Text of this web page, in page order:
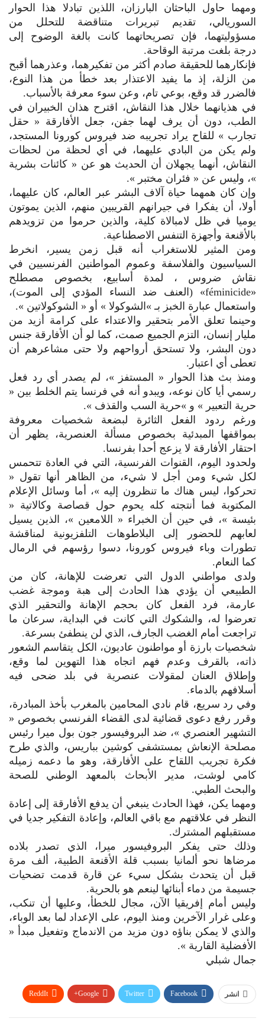
ومهما حاول الباحثان البارزان، اللذين تبادلا هذا الحوار
السوريالي، تقديم تبريرات متناقضة للتحلل من
مسؤوليتهما، فإن تصريحاتهما كانت بالغة الوضوح إلى
درجة بلغت مرتبة الوقاحة.
فإنكارهما للحقيقة صادم أكثر من تفكيرهما، وعذرهما أقبح
من الزلة، إذ ما يفيد الاعتذار بعد خطأ من هذا النوع،
فالضرر قد وقع، بوعي تام، وعن سوء معرفة بالأسباب.
في هذيانهما خلال هذا النقاش، اقترح هذان الخبيران في
الطب، دون أن يرف لهما جفن، جعل الأفارقة « حقل
تجارب » للقاح يراد تجريبه ضد فيروس كورونا المستجد،
ولم يكن من البادي عليهما، في أي لحظة من لحظات
النقاش، أنهما يجهلان أن الحديث هو عن « كائنات بشرية
»، وليس عن « فئران مختبر ».
وإن كان همهما حياة آلاف البشر عبر العالم، كان عليهما،
أولا، أن يفكرا في جيرانهم القريبين منهم، الذين يموتون
يوميا في ظل لامبالاة كلية، والذين حرموا من تزويدهم
بالأقنعة وأجهزة التنفس الاصطناعية.
ومن المثير للاستغراب أنه قبل زمن يسير، انخرط
السياسيون والفلاسفة وعموم المواطنين الفرنسيين في
نقاش ضروس ، لمدة أسابيع، بخصوص مصطلح
«féminicide» (العنف ضد النساء المؤدي إلى الموت)،
واستعمال عبارة الخبز بـ »الشوكولا » أو « الشوكولاتين ».
وحينما تعلق الأمر بتحقير والاعتداء على كرامة أزيد من
مليار إنسان، التزم الجميع صمت، كما لو أن الأفارقة جنس
دون البشر، ولا تستحق أرواحهم ولا حتى مشاعرهم أن
تعطى أي اعتبار.
ومنذ بث هذا الحوار « المستفز »، لم يصدر أي رد فعل
رسمي أيا كان نوعه، ويبدو أنه في فرنسا يتم الخلط بين «
حرية التعبير » و »حرية السب والقذف ».
ورغم ردود الفعل الثائرة لبضعة شخصيات معروفة
بمواقفها المبدئية بخصوص مسألة العنصرية، يظهر أن
احتقار الأفارقة لا يزعج أحدا بفرنسا.
ولحدود اليوم، القنوات الفرنسية، التي في العادة تتحمس
لكل شيء ومن أجل لا شيء، من الظاهر أنها تقول «
تحركوا، ليس هناك ما تنظرون إليه »، أما وسائل الإعلام
المكتوبة فما أنتجته كله يحوم حول قصاصة وكالاتية «
بئيسة »، في حين أن الخبراء « اللامعين »، الذين يسيل
لعابهم للحضور إلى البلاطوهات التلفزيونية لمناقشة
تطورات وباء فيروس كورونا، دسوا رؤسهم في الرمال
كما النعام.
ولدى مواطني الدول التي تعرضت للإهانة، كان من
الطبيعي أن يؤدي هذا الحادث إلى هبة وموجة غضب
عارمة، فرد الفعل كان بحجم الإهانة والتحقير الذي
تعرضوا له، والشكوك التي كانت في البداية، سرعان ما
تراجعت أمام الغضب الجارف، الذي لن ينطفئ بسرعة.
شخصيات بارزة أو مواطنون عاديون، الكل يتقاسم الشعور
ذاته، بالقرف وعدم فهم اتجاه هذا التهوين لما وقع،
وإطلاق العنان لمقولات عنصرية في بلد ضحى فيه
أسلافهم بالدماء.
وفي رد سريع، قام نادي المحامين بالمغرب بأخذ المبادرة،
وقرر رفع دعوى قضائية لدى القضاء الفرنسي بخصوص «
التشهير العنصري »، ضد البروفيسور جون بول ميرا رئيس
مصلحة الإنعاش بمستشفى كوشين بباريس، والذي طرح
فكرة تجريب اللقاح على الأفارقة، وهو ما دعمه زميله
كامي لوشت، مدير الأبحاث بالمعهد الوطني للصحة
والبحث الطبي.
ومهما يكن، فهذا الحادث ينبغي أن يدفع الأفارقة إلى إعادة
النظر في علاقتهم مع باقي العالم، وإعادة التفكير جديا في
مستقبلهم المشترك.
وذلك حتى يفكر البروفيسور ميرا، الذي تصدر بلاده
مرضاها نحو ألمانيا بسبب قلة الأقنعة الطبية، ألف مرة
قبل أن يتحدث بشكل سيء عن قارة قدمت تضحيات
جسيمة من دماء أبنائها لينعم هو بالحرية.
وليس أمام إفريقيا الآن، مجال للخطأ، وعليها أن تنكب،
وعلى غرار الآخرين ومنذ اليوم، على الإعداد لما بعد الوباء،
والذي لا يمكن بناؤه دون مزيد من الاندماج وتفعيل مبدأ «
الأفضلية القارية ».
جمال شبلي
انشر Facebook
Twitter
Google+
ReddIt